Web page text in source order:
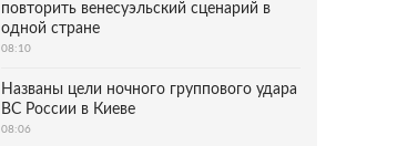
повторить венесуэльский сценарий в
одной стране
08:10
Названы цели ночного группового удара
ВС России в Киеве
08:06